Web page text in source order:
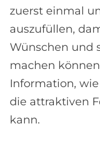
zuerst einmal
auszufüllen,
Wünschen und
machen
Information,
die attraktiven
kann.